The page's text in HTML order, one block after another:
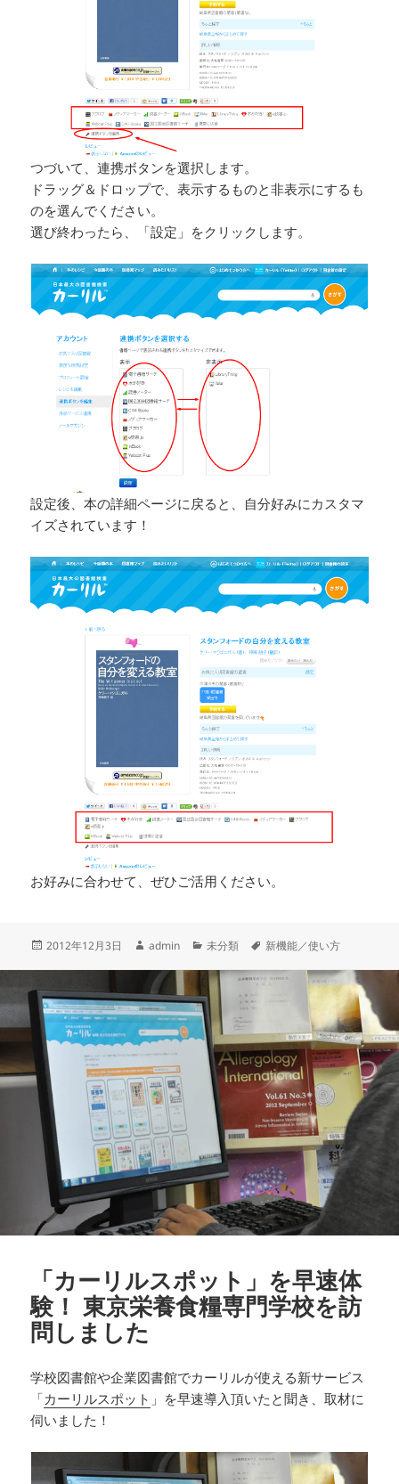
つづいて、連携ボタンを選択します。
ドラッグ＆ドロップで、表示するものと非表示にするも
のを選んでください。
選び終わったら、「設定」をクリックします。
設定後、本の詳細ページに戻ると、自分好みにカスタマ
イズされています！
お好みに合わせて、ぜひご活用ください。
投
2012年12月3日
作
者
admin
カ
ゴ
リ
ー
未分類
タ
新機能／使い方
「カーリルスポット」を早速体
験！ 東京栄養食糧専門学校を訪
問しました
学校図書館や企業図書館でカーリルが使える新サービス
「カーリルスポット 」を早速導入頂いたと聞き、取材に
伺いました！